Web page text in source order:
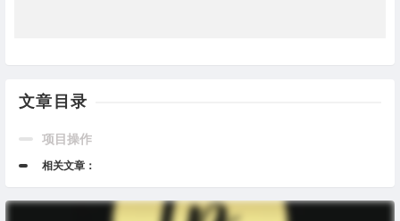
文章目录
项目操作
相关文章：